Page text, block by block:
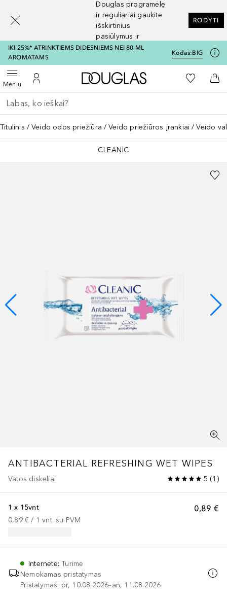
Douglas programėlę
ir reguliariai gaukite
išskirtinius
pasiūlymus ir
nuolaidas
RODYTI
IKI 25%* ATRINKTIEMS DIDESNIEMS NEI 80 ML
AROMATAMS
Kodas:BIG
MeniuAtidaryti meniuĮ mano paskyrą
Į Douglas pagrindinį
Į mano
Į
Grįžk atgal
Vykdykite paiešką
Titulinis Veido odos priežiūra Veido priežiūros įrankiai Veido
CLEANIC
ANTIBACTERIAL REFRESHING WET WIPES
Vatos diskeliai 5 (1 )
0,89 €
1 x 15vnt
0,89 € / 1 vnt. su PVM
Internete:Turime
Nemokamas pristatymas
Pristatymas: pr, 10.08.2026–an, 11.08.2026
[navigation.slideout.screenreader]